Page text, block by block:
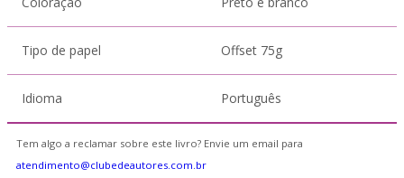
Tipo de papel Offset 75g
Idioma Português
Tem algo a reclamar sobre este livro? Envie um email para
atendimento@clubedeautores.com.br